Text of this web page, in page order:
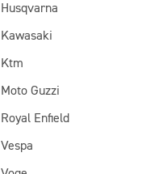
Husqvarna
Kawasaki
Ktm
Moto Guzzi
Royal Enfield
Vespa